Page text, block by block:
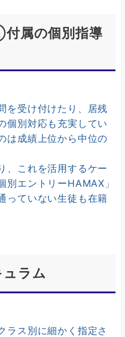
属の個別指導
を受け付けたり、居残
個別対応も充実してい
は成績上位から中位の
、これを活用するケー
別エントリーHAMAX」
っていない生徒も在籍
ラム
ス別に細かく指定さ